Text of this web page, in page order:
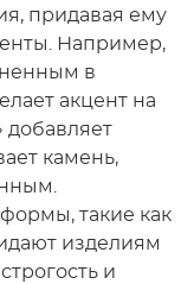
придавая ему
Например,
в
акцент на
добавляет
камень,
такие как
изделиям
и